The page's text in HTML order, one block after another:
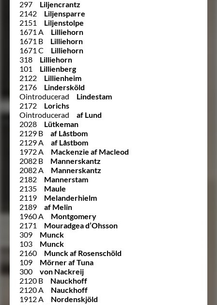
297
Liljencrantz
2142
Liljensparre
2151
Liljenstolpe
1671 A
Lilliehorn
1671 B
Lilliehorn
1671 C
Lilliehorn
318
Lilliehorn
101
Lillienberg
2122
Lillienheim
2176
Lindersköld
Ointroducerad
Lindestam
2172
Lorichs
Ointroducerad
af Lund
2028
Lütkeman
2129 B
af Låstbom
2129 A
af Låstbom
1972 A
Mackenzie af Macleod
2082 B
Mannerskantz
2082 A
Mannerskantz
2182
Mannerstam
2135
Maule
2119
Melanderhielm
2189
af Melin
1960 A
Montgomery
2171
Mouradgea d’Ohsson
309
Munck
103
Munck
2160
Munck af Rosenschöld
109
Mörner af Tuna
300
von Nackreij
2120 B
Nauckhoff
2120 A
Nauckhoff
1912 A
Nordenskjöld